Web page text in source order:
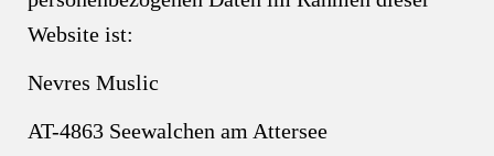
Website ist:
Nevres Muslic
AT-4863 Seewalchen am Attersee